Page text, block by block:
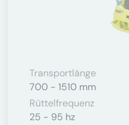
Transportlänge
700 - 1510 mm
Rüttelfrequenz
25 - 95 hz